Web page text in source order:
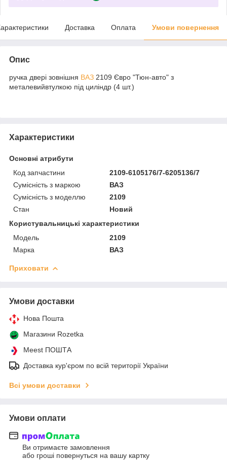
Доставка Оплата Умови повернення
Опис
ручка двері зовнішня ВАЗ 2109 Євро "Тюн-авто" з
металевийвтулкою під циліндр (4 шт.)
Характеристики
Основні атрибути
Код запчастини
2109-6105176/7-6205136/7
Сумісність з маркою
ВАЗ
Сумісність з моделлю
2109
Стан
Новий
Користувальницькі характеристики
Мoдель
2109
Марка
ВАЗ
Приховати
Умови доставки
Нова Пошта
Магазини Rozetka
Meest ПОШТА
Доставка кур'єром по всій території України
Всі умови доставки
Умови оплати
Ви отримаєте замовлення
або гроші повернуться на вашу картку